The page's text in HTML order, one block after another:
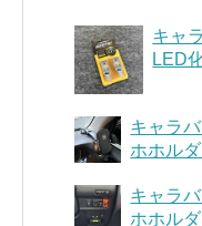
キャ
LED
キャラ
ホホル
キャラ
ホホル